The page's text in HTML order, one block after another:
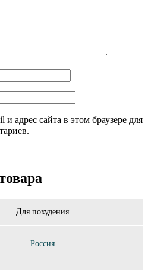
адрес сайта в этом браузере для
Для похудения
Россия